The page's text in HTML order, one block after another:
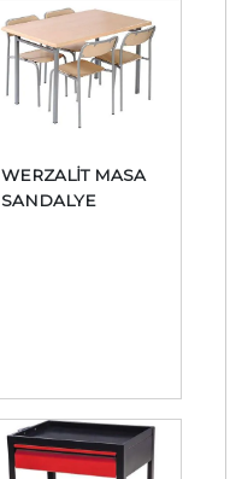
WERZALİT MASA
SANDALYE